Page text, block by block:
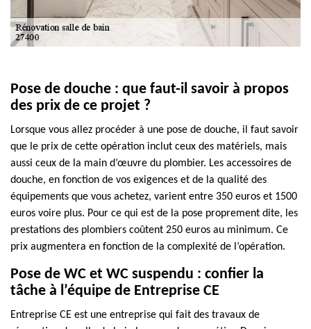
Pose de douche : que faut-il savoir à propos
des prix de ce projet ?
Lorsque vous allez procéder à une pose de douche, il faut savoir
que le prix de cette opération inclut ceux des matériels, mais
aussi ceux de la main d’œuvre du plombier. Les accessoires de
douche, en fonction de vos exigences et de la qualité des
équipements que vous achetez, varient entre 350 euros et 1500
euros voire plus. Pour ce qui est de la pose proprement dite, les
prestations des plombiers coûtent 250 euros au minimum. Ce
prix augmentera en fonction de la complexité de l’opération.
Pose de WC et WC suspendu : confier la
tâche à l’équipe de Entreprise CE
Entreprise CE est une entreprise qui fait des travaux de